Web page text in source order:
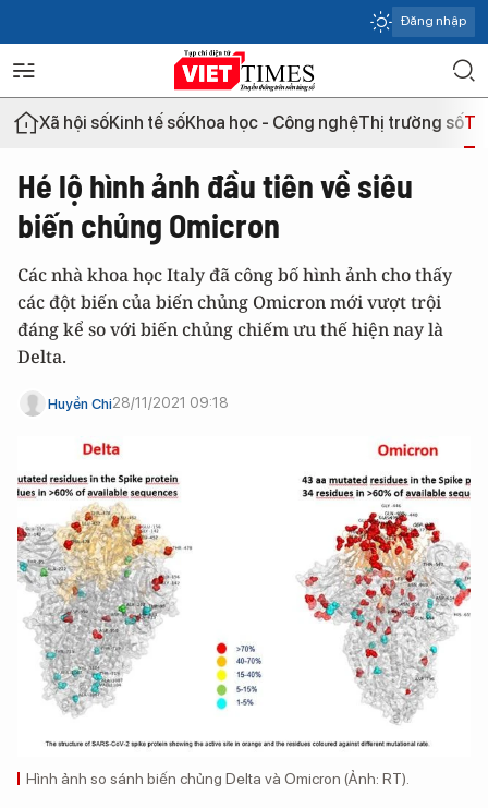
Đăng nhập
Xã hội sốKinh tế sốKhoa học - Công nghệThị trường số
Hé lộ hình ảnh đầu tiên về siêu
biến chủng Omicron
Các nhà khoa học Italy đã công bố hình ảnh cho thấy
các đột biến của biến chủng Omicron mới vượt trội
đáng kể so với biến chủng chiếm ưu thế hiện nay là
Delta.
Huyền Chi28/11/2021 09:18
Hình ảnh so sánh biến chủng Delta và Omicron (Ảnh: RT).